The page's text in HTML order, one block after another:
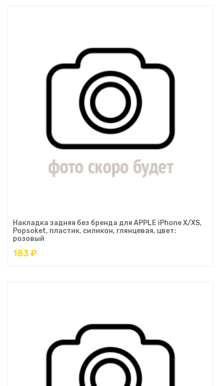
Накладка задняя без бренда для APPLE iPhone X/XS,
Popsoket, пластик, силикон, глянцевая, цвет:
розовый
183 ₽